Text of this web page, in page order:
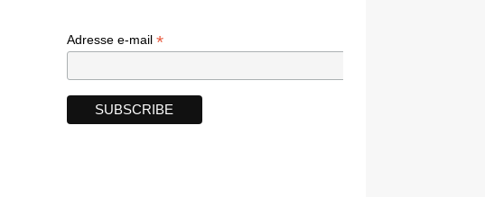
Adresse e-mail *